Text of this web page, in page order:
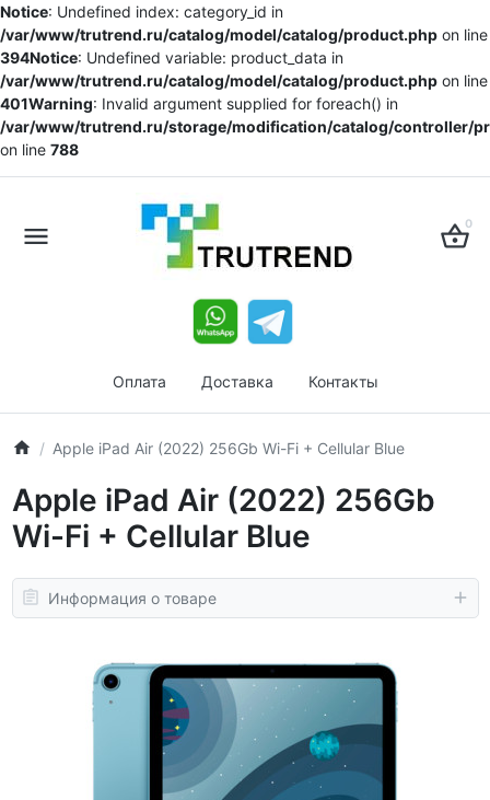
Notice: Undefined index: category_id in
/var/www/trutrend.ru/catalog/model/catalog/product.php on line
394Notice: Undefined variable: product_data in
/var/www/trutrend.ru/catalog/model/catalog/product.php on line
401Warning: Invalid argument supplied for foreach() in
/var/www/trutrend.ru/storage/modification/catalog/controller/
on line 788
0
Оплата Доставка Контакты
Apple iPad Air (2022) 256Gb Wi-Fi + Cellular Blue
Apple iPad Air (2022) 256Gb
Wi-Fi + Cellular Blue
Информация о товаре